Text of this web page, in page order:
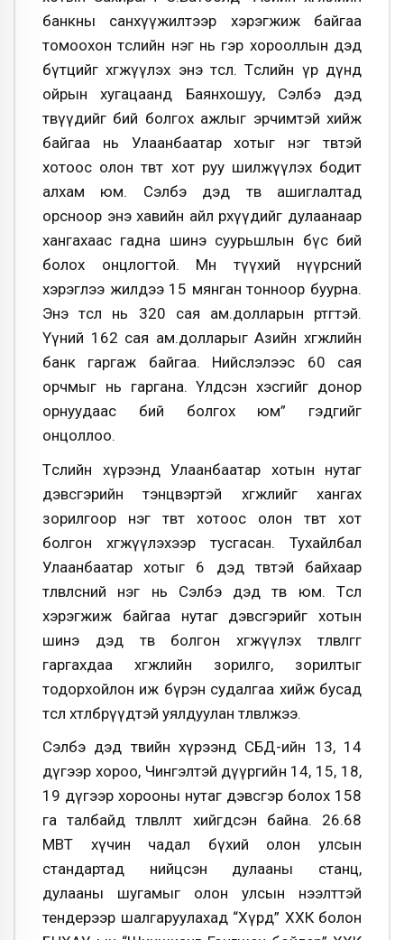
банкны санхүүжилтээр хэрэгжиж байгаа
томоохон төслийн нэг нь гэр хорооллын дэд
бүтцийг хөгжүүлэх энэ төсөл. Төслийн үр дүнд
ойрын хугацаанд Баянхошуу, Сэлбэ дэд
төвүүдийг бий болгох ажлыг эрчимтэй хийж
байгаа нь Улаанбаатар хотыг нэг төвтэй
хотоос олон төвт хот руу шилжүүлэх бодит
алхам юм. Сэлбэ дэд төв ашиглалтад
орсноор энэ хавийн айл өрхүүдийг дулаанаар
хангахаас гадна шинэ суурьшлын бүс бий
болох онцлогтой. Мөн түүхий нүүрсний
хэрэглээ жилдээ 15 мянган тонноор буурна.
Энэ төсөл нь 320 сая ам.долларын өртөгтэй.
Үүний 162 сая ам.долларыг Азийн хөгжлийн
банк гаргаж байгаа. Нийслэлээс 60 сая
орчмыг нь гаргана. Үлдсэн хэсгийг донор
орнуудаас бий болгох юм” гэдгийг
онцоллоо.
Төслийн хүрээнд Улаанбаатар хотын нутаг
дэвсгэрийн тэнцвэртэй хөгжлийг хангах
зорилгоор нэг төвт хотоос олон төвт хот
болгон хөгжүүлэхээр тусгасан. Тухайлбал
Улаанбаатар хотыг 6 дэд төвтэй байхаар
төлөвлөсний нэг нь Сэлбэ дэд төв юм. Төсөл
хэрэгжиж байгаа нутаг дэвсгэрийг хотын
шинэ дэд төв болгон хөгжүүлэх төлөвлөгөөг
гаргахдаа хөгжлийн зорилго, зорилтыг
тодорхойлон иж бүрэн судалгаа хийж бусад
төсөл хөтөлбөрүүдтэй уялдуулан төлөвлөжээ.
Сэлбэ дэд төвийн хүрээнд СБД-ийн 13, 14
дүгээр хороо, Чингэлтэй дүүргийн 14, 15, 18,
19 дүгээр хорооны нутаг дэвсгэр болох 158
га талбайд төлөвлөлт хийгдсэн байна. 26.68
МВТ хүчин чадал бүхий олон улсын
стандартад нийцсэн дулааны станц,
дулааны шугамыг олон улсын нээлттэй
тендерээр шалгаруулахад “Хүрд” ХХК болон